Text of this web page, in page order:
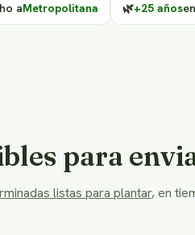
aMetropolitana 🌿+25 años
para
listas para plantar, en